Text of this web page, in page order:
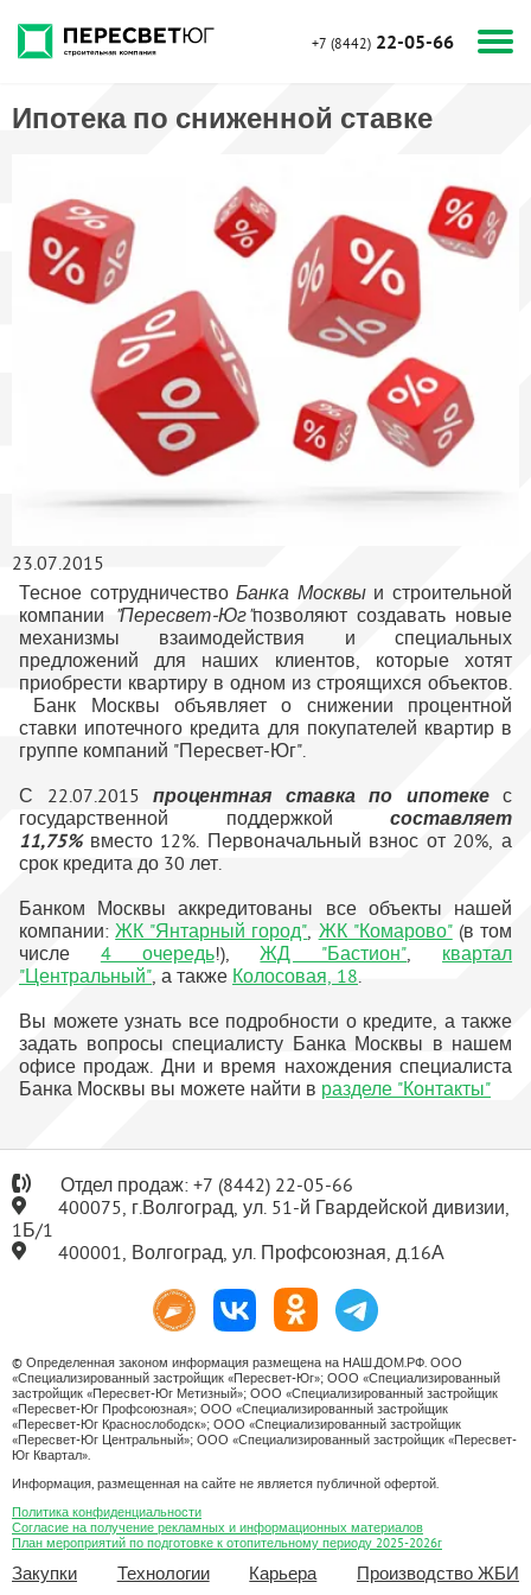
+7 (8442) 22-05-66
Ипотека по сниженной ставке
23.07.2015
Тесное сотрудничествоБанка Москвыи строительной
компании "Пересвет-Юг"позволяют создавать новые
механизмы взаимодействия и специальных
предложений для наших клиентов, которые хотят
приобрести квартиру в одном из строящихся объектов.
Банк Москвы объявляет о снижении процентной
ставки ипотечного кредита для покупателей квартир в
группе компаний "Пересвет-Юг".
С 22.07.2015 процентная ставка по ипотекес
государственной поддержкой составляет
11,75%вместо 12%. Первоначальный взнос от 20%, а
срок кредита до 30 лет.
Банком Москвы аккредитованы все объекты нашей
компании:ЖК "Янтарный город", ЖК "Комарово"(в том
числе 4 очередь!),ЖД "Бастион", квартал
"Центральный", а также Колосовая, 18.
Вы можете узнать все подробности о кредите, а также
задать вопросы специалисту Банка Москвы в нашем
офисе продаж. Дни и время нахождения специалиста
Банка Москвы вы можете найти в разделе "Контакты"
Отдел продаж: +7 (8442) 22-05-66
400075, г.Волгоград, ул. 51-й Гвардейской дивизии,
1Б/1
400001, Волгоград, ул. Профсоюзная, д.16А
© Определенная законом информация размещена на НАШ.ДОМ.РФ. ООО
«Специализированный застройщик «Пересвет-Юг»; ООО «Специализированный
застройщик «Пересвет-Юг Метизный»; ООО «Специализированный застройщик
«Пересвет-Юг Профсоюзная»; ООО «Специализированный застройщик
«Пересвет-Юг Краснослободск»; ООО «Специализированный застройщик
«Пересвет-Юг Центральный»; ООО «Специализированный застройщик «Пересвет-
Юг Квартал».
Информация, размещенная на сайте не является публичной офертой.
Политика конфиденциальности
Согласие на получение рекламных и информационных материалов
План мероприятий по подготовке к отопительному периоду 2025-2026г
Закупки Технологии Карьера Производство ЖБИ